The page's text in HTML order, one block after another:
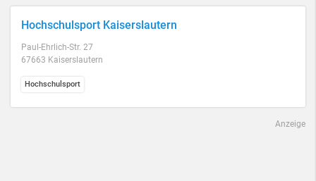
Hochschulsport Kaiserslautern
Paul-Ehrlich-Str. 27
67663 Kaiserslautern
Hochschulsport
Anzeige